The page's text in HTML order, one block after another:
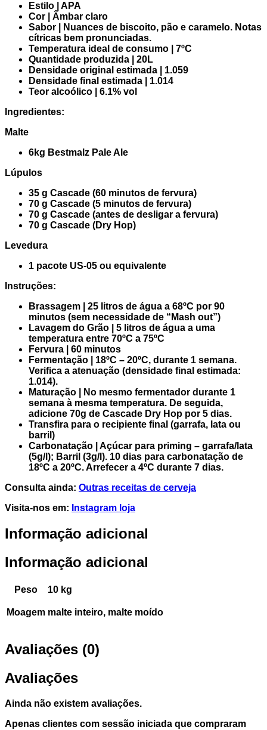
Estilo | APA
Cor | Âmbar claro
Sabor | Nuances de biscoito, pão e caramelo. Notas
cítricas bem pronunciadas.
Temperatura ideal de consumo | 7ºC
Quantidade produzida | 20L
Densidade original estimada | 1.059
Densidade final estimada | 1.014
Teor alcoólico | 6.1% vol
Ingredientes:
Malte
6kg Bestmalz Pale Ale
Lúpulos
35 g Cascade (60 minutos de fervura)
70 g Cascade (5 minutos de fervura)
70 g Cascade (antes de desligar a fervura)
70 g Cascade (Dry Hop)
Levedura
1 pacote US-05 ou equivalente
Instruções:
Brassagem | 25 litros de água a 68ºC por 90
minutos (sem necessidade de “Mash out”)
Lavagem do Grão | 5 litros de água a uma
temperatura entre 70ºC a 75ºC
Fervura | 60 minutos
Fermentação | 18ºC – 20ºC, durante 1 semana.
Verifica a atenuação (densidade final estimada:
1.014).
Maturação | No mesmo fermentador durante 1
semana à mesma temperatura. De seguida,
adicione 70g de Cascade Dry Hop por 5 dias.
Transfira para o recipiente final (garrafa, lata ou
barril)
Carbonatação | Açúcar para priming – garrafa/lata
(5g/l); Barril (3g/l). 10 dias para carbonatação de
18ºC a 20ºC. Arrefecer a 4ºC durante 7 dias.
Consulta ainda: Outras receitas de cerveja
Visita-nos em: Instagram loja
Informação adicional
Informação adicional
Peso 10 kg
Moagem malte inteiro, malte moído
Avaliações (0)
Avaliações
Ainda não existem avaliações.
Apenas clientes com sessão iniciada que compraram